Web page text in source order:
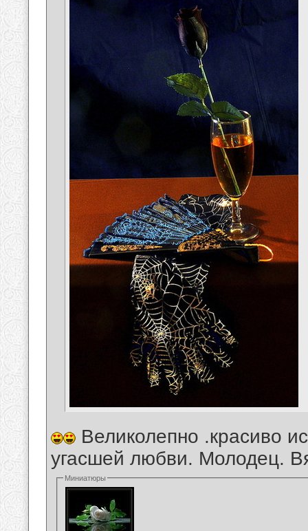
Великолепно .красиво
угасшей любви. Молодец.
Миниатюры